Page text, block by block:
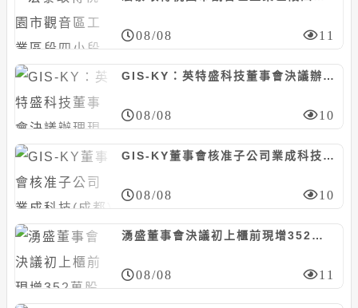
08/08 11
GIS-KY：英特盛科技董事會決議辦理現增1億股，每股10元
08/08 10
GIS-KY董事會核准子公司業成科技(成都)資本支出預算案，計8.23億元
08/08 10
湧盛董事會決議初上櫃前現增352萬股案，暫定每股85元
08/08 11